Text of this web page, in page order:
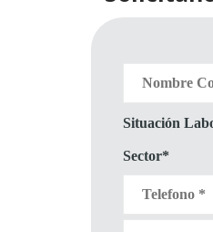
Situación
Sector*